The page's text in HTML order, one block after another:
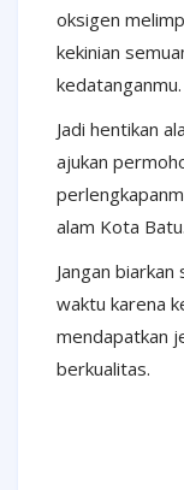
oksigen
kekinian
kedatanganmu.
Jadi hentikan
ajukan
alam Kota Batu.
Jangan
waktu karena
mendapatkan
berkualitas.